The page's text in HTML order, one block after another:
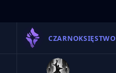
CZARNOKSIĘSTWO